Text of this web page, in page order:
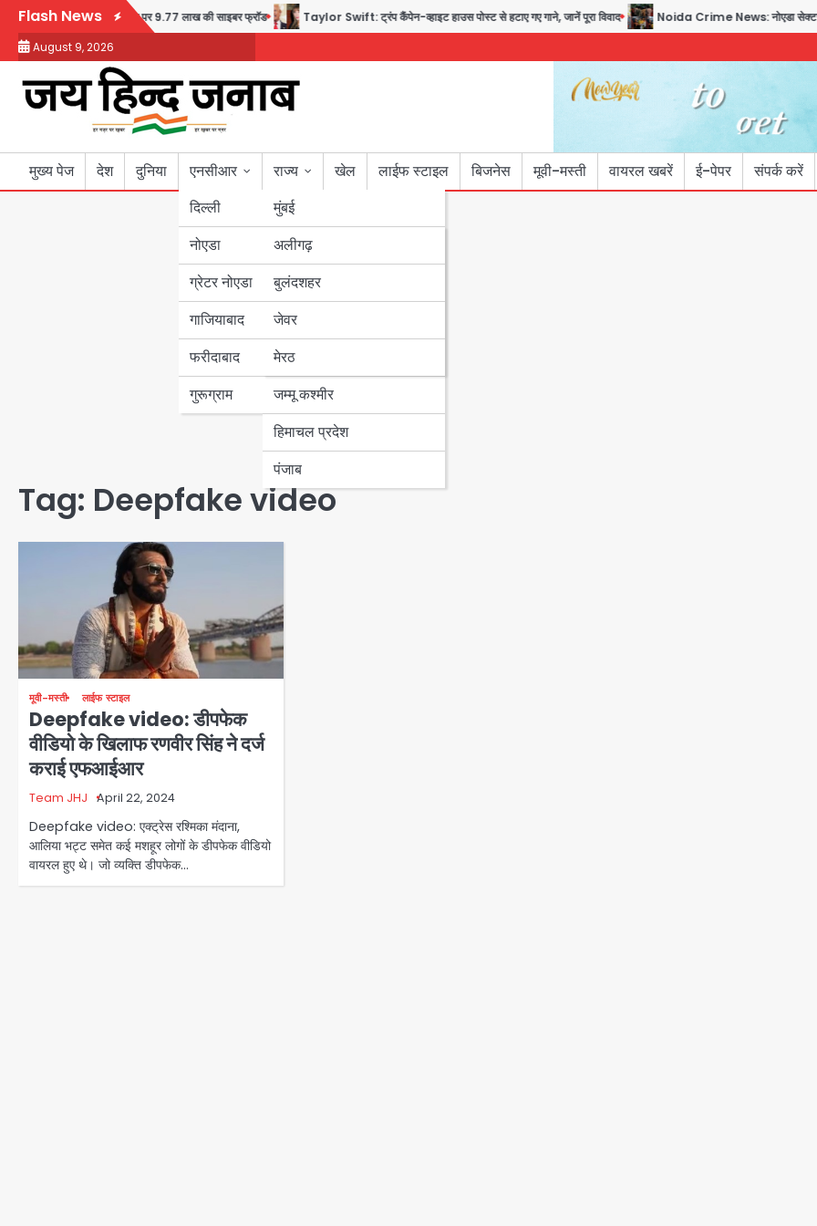
Skip
content
Flash News
से वीडियो कॉल पर 9.77 लाख की साइबर फ्रॉड Taylor Swift: ट्रंप कैंपेन-व्हाइट हाउस पोस्ट से हटाए गए गाने, जानें पूरा विवाद Noida Crime News: नोएडा सेक्टर-51
August 9, 2026
मुख्य पेज देश दुनिया
एनसीआर
दिल्ली
नोएडा
ग्रेटर नोएडा
गाजियाबाद
फरीदाबाद
गुरूग्राम
राज्य
मुंबई
उत्तर प्रदेश
अलीगढ़
बुलंदशहर
जेवर
मेरठ
बिहार
पंजाब
हरियाणा
जम्मू कश्मीर
हिमाचल प्रदेश
पंजाब
खेल लाईफ स्टाइल बिजनेस मूवी-मस्ती वायरल खबरें ई-पेपर संपर्क करें
Tag: Deepfake video
मूवी-मस्ती लाईफ स्टाइल
Deepfake video: डीपफेक
वीडियो के खिलाफ रणवीर सिंह ने दर्ज
कराई एफआईआर
Team JHJ April 22, 2024
Deepfake video: एक्ट्रेस रश्मिका मंदाना,
आलिया भट्ट समेत कई मशहूर लोगों के डीपफेक वीडियो
वायरल हुए थे। जो व्यक्ति डीपफेक…